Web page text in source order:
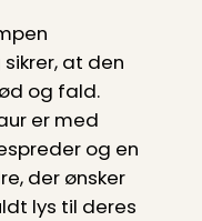
at den
og fald.
er med
og en
der ønsker
lys til deres